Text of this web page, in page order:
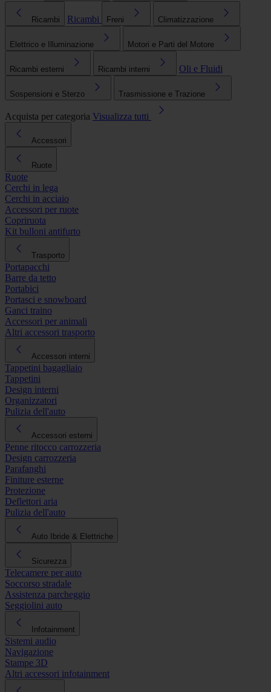
Ricambi Ricambi Freni Climatizzazione
Elettrico e Illuminazione Motori e Parti del Motore
Ricambi esterni Ricambi interni Oli e Fluidi
Sospensioni e Sterzo Trasmissione e Trazione
Acquista per categoria Visualizza tutti
Accessori
Ruote
Ruote
Cerchi in lega
Cerchi in acciaio
Accessori per ruote
Copriruota
Kit bulloni antifurto
Trasporto
Portapacchi
Barre da tetto
Portabici
Portasci e snowboard
Ganci traino
Accessori per animali
Altri accessori trasporto
Accessori interni
Tappetini bagagliaio
Tappetini
Design interni
Organizzatori
Pulizia dell'auto
Accessori esterni
Penne ritocco carrozzeria
Design carrozzeria
Parafanghi
Finiture esterne
Protezione
Deflettori aria
Pulizia dell'auto
Auto Ibride & Elettriche
Sicurezza
Telecamere per auto
Soccorso stradale
Assistenza parcheggio
Seggiolini auto
Infotainment
Sistemi audio
Navigazione
Stampe 3D
Altri accessori infotainment